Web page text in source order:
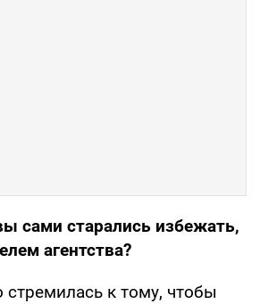
сами старались избежать,
агентства?
к тому, чтобы